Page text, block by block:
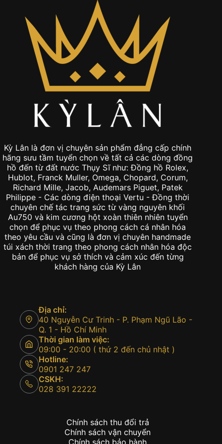
Kỳ Lân là đơn vị chuyên sản phẩm đẳng cấp chính
hãng sưu tầm tuyển chọn về tất cả các dòng đồng
hồ đến từ đất nước Thụy Sĩ như: Đồng hồ Rolex,
Hublot, Franck Muller, Omega, Chopard, Corum,
Richard Mille, Jacob, Audemars Piguet, Patek
Philippe - Các dòng điện thoại Vertu - Đồng thời
chuyên chế tác trang sức từ vàng nguyên khối
Au750 và kim cương hột xoàn thiên nhiên tuyển
chọn để phục vụ theo phong cách cá nhân hóa
theo yêu cầu và cũng là đơn vị chuyên handmade
túi xách thời trang theo phong cách nhân hóa độc
bản để phục vụ sở thích và cảm xúc đến từng
khách hàng của Kỳ Lân
Địa chỉ:
40 Nguyễn Cư Trinh - P. Phạm Ngũ Lão -
Q. 1 - Hồ Chí Minh
Thời gian làm việc:
09:00 - 20:00 ( thứ 2 đến chủ nhật )
Hotline:
0901 247 247
CSKH:
028 391 22222
Chính sách thu đổi trả
Chính sách vận chuyển
Chính sách bảo hành